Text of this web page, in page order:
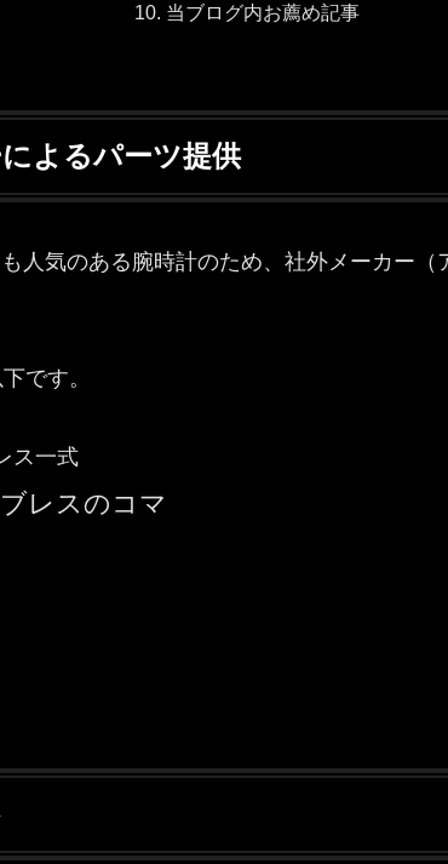
当ブログ内お薦め記事
よるパーツ提供
人気のある腕時計のため、社外メーカー
です。
ス一式
レスのコマ